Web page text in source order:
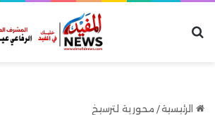
الرئيسية/ محورية لترسيخ